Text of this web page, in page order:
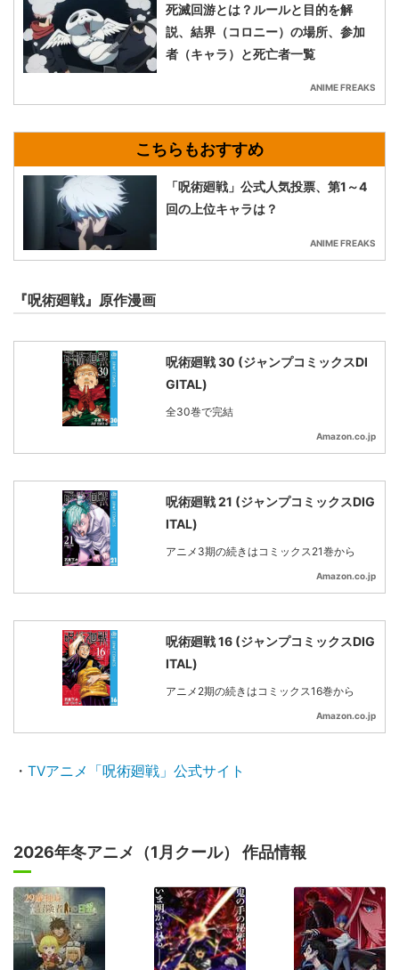
死滅回游とは？ルールと目的を解
説、結界（コロニー）の場所、参加
者（キャラ）と死亡者一覧
ANIME FREAKS
「呪術廻戦」公式人気投票、第1～4
回の上位キャラは？
ANIME FREAKS
『呪術廻戦』原作漫画
呪術廻戦 30 (ジャンプコミックスDI
GITAL)
全30巻で完結
Amazon.co.jp
呪術廻戦 21 (ジャンプコミックスDIG
ITAL)
アニメ3期の続きはコミックス21巻から
Amazon.co.jp
呪術廻戦 16 (ジャンプコミックスDIG
ITAL)
アニメ2期の続きはコミックス16巻から
Amazon.co.jp
・ TVアニメ「呪術廻戦」公式サイト
2026年冬アニメ（1月クール） 作品情報